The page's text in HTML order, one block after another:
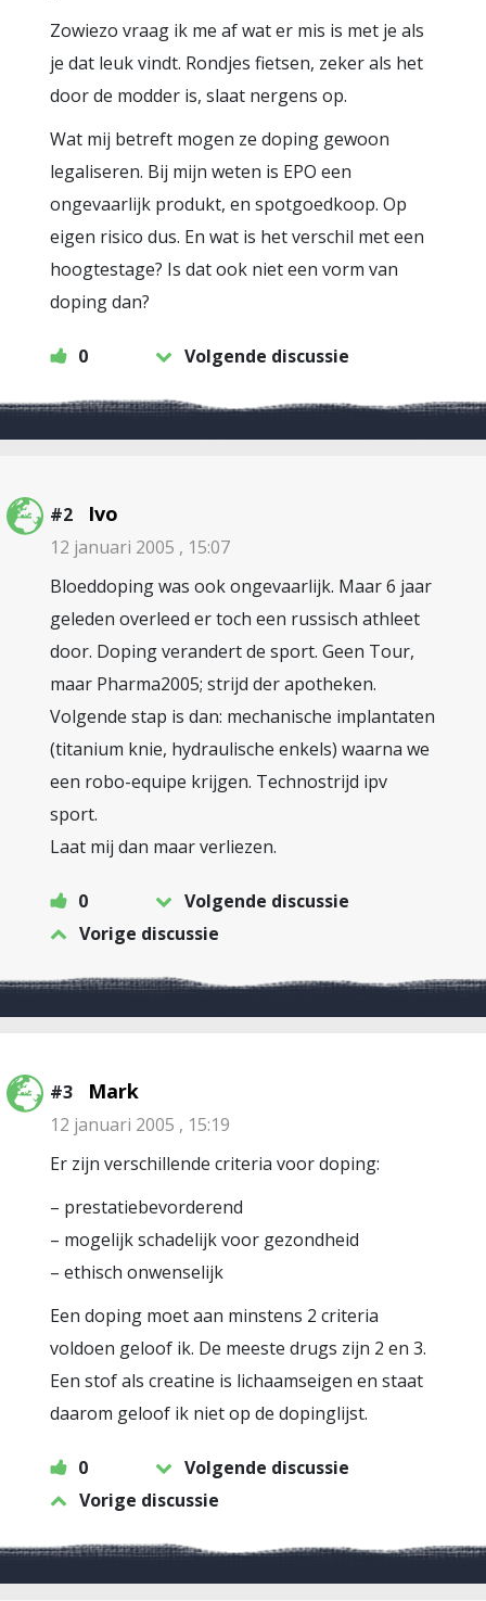
Zowiezo vraag ik me af wat er mis is met je als
je dat leuk vindt. Rondjes fietsen, zeker als het
door de modder is, slaat nergens op.
Wat mij betreft mogen ze doping gewoon
legaliseren. Bij mijn weten is EPO een
ongevaarlijk produkt, en spotgoedkoop. Op
eigen risico dus. En wat is het verschil met een
hoogtestage? Is dat ook niet een vorm van
doping dan?
0 Volgende discussie
#2 Ivo
12 januari 2005 , 15:07
Bloeddoping was ook ongevaarlijk. Maar 6 jaar
geleden overleed er toch een russisch athleet
door. Doping verandert de sport. Geen Tour,
maar Pharma2005; strijd der apotheken.
Volgende stap is dan: mechanische implantaten
(titanium knie, hydraulische enkels) waarna we
een robo-equipe krijgen. Technostrijd ipv
sport.
Laat mij dan maar verliezen.
0
Volgende discussie
Vorige discussie
#3 Mark
12 januari 2005 , 15:19
Er zijn verschillende criteria voor doping:
– prestatiebevorderend
– mogelijk schadelijk voor gezondheid
– ethisch onwenselijk
Een doping moet aan minstens 2 criteria
voldoen geloof ik. De meeste drugs zijn 2 en 3.
Een stof als creatine is lichaamseigen en staat
daarom geloof ik niet op de dopinglijst.
0
Volgende discussie
Vorige discussie